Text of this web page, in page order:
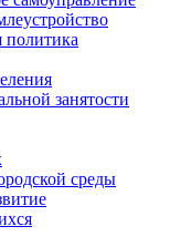
политика
занятости
среды